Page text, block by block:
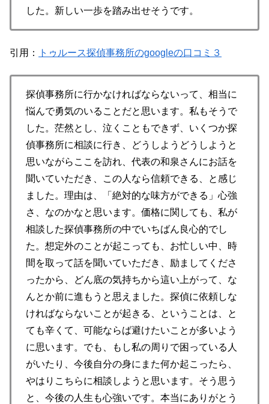
した。新しい一歩を踏み出せそうです。
引用： トゥルース探偵事務所のgoogleの口コミ３
探偵事務所に行かなければならないって、相当に
悩んで勇気のいることだと思います。私もそうで
した。茫然とし、泣くこともできず、いくつか探
偵事務所に相談に行き、どうしようどうしようと
思いながらここを訪れ、代表の和泉さんにお話を
聞いていただき、この人なら信頼できる、と感じ
ました。理由は、「絶対的な味方ができる」心強
さ、なのかなと思います。価格に関しても、私が
相談した探偵事務所の中でいちばん良心的でし
た。想定外のことが起こっても、お忙しい中、時
間を取って話を聞いていただき、励ましてくださ
ったから、どん底の気持ちから這い上がって、な
んとか前に進もうと思えました。探偵に依頼しな
ければならないことが起きる、ということは、と
ても辛くて、可能ならば避けたいことが多いよう
に思います。でも、もし私の周りで困っている人
がいたり、今後自分の身にまた何か起こったら、
やはりこちらに相談しようと思います。そう思う
と、今後の人生も心強いです。本当にありがとう